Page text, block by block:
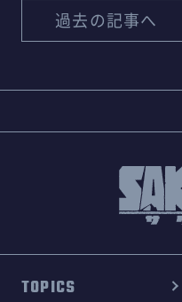
過去の記事へ
TOPICS